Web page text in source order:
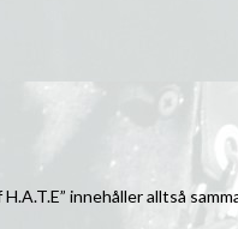
innehåller alltså